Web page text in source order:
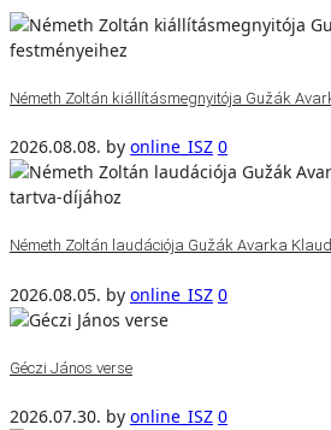
Németh Zoltán kiállításmegnyitója Gužák
2026.08.08. by online_ISZ 0
Németh Zoltán laudációja Gužák Avarka
2026.08.05. by online_ISZ 0
Géczi János verse
2026.07.30. by online_ISZ 0